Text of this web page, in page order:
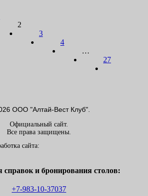
2
3
4
…
27
ООО "Алтай-Вест Клуб".
Официальный сайт.
Все права защищены.
сайта:
справок и бронирования столов:
+7-983-10-37037